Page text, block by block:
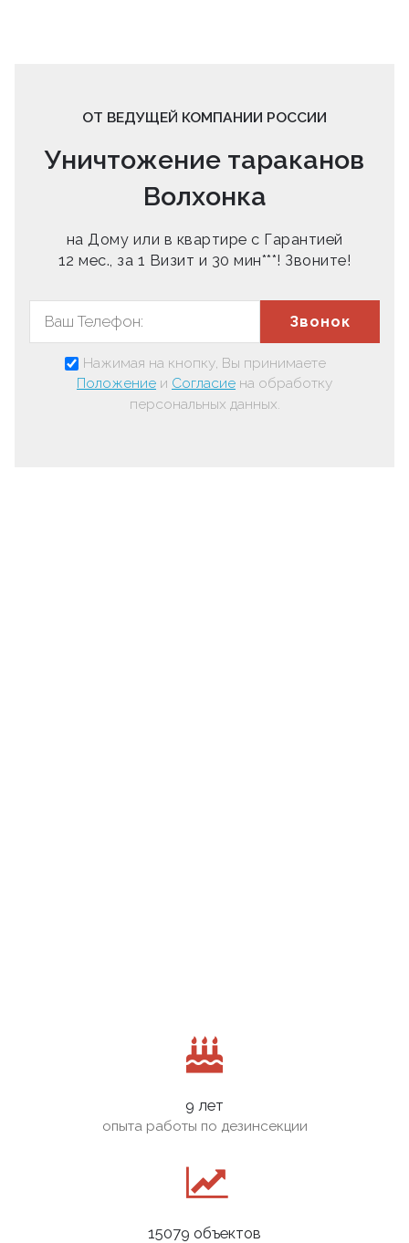
ОТ ВЕДУЩЕЙ КОМПАНИИ РОССИИ
Уничтожение тараканов
Волхонка
на Дому или в квартире с Гарантией
12 мес., за 1 Визит и 30 мин***! Звоните!
Звонок
Нажимая на кнопку, Вы принимаете
Положение и Согласие на обработку
персональных данных.
9 лет
опыта работы по дезинсекции
15079 объектов